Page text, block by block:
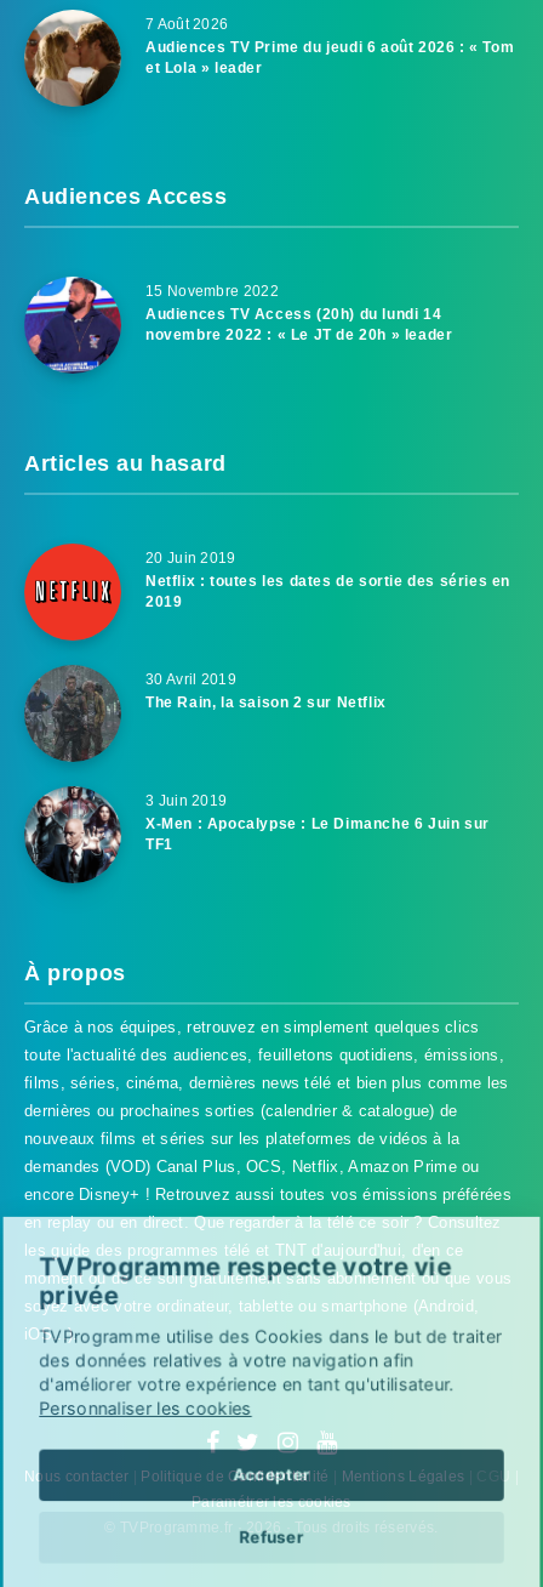
7 Août 2026
Audiences TV Prime du jeudi 6 août 2026 : « Tom
et Lola » leader
Audiences Access
15 Novembre 2022
Audiences TV Access (20h) du lundi 14
novembre 2022 : « Le JT de 20h » leader
Articles au hasard
20 Juin 2019
Netflix : toutes les dates de sortie des séries en
2019
30 Avril 2019
The Rain, la saison 2 sur Netflix
3 Juin 2019
X-Men : Apocalypse : Le Dimanche 6 Juin sur
TF1
À propos
Grâce à nos équipes, retrouvez en simplement quelques clics
toute l'actualité des audiences, feuilletons quotidiens, émissions,
films, séries, cinéma, dernières news télé et bien plus comme les
dernières ou prochaines sorties (calendrier & catalogue) de
nouveaux films et séries sur les plateformes de vidéos à la
demandes (VOD) Canal Plus, OCS, Netflix, Amazon Prime ou
encore Disney+ ! Retrouvez aussi toutes vos émissions préférées
en replay ou en direct. Que regarder à la télé ce soir ? Consultez
les guide des programmes télé et TNT d'aujourd'hui, d'en ce
moment ou de ce soir gratuitement sans abonnement où que vous
soyez avec votre ordinateur, tablette ou smartphone (Android,
iOS...).
Nous contacter Politique de Confidentialité Mentions Légales | CGU |
Paramétrer les cookies
© TVProgramme.fr · 2026 · Tous droits réservés.
TVProgramme respecte votre vie
privée
TVProgramme utilise des Cookies dans le but de traiter
des données relatives à votre navigation afin
d'améliorer votre expérience en tant qu'utilisateur.
Personnaliser les cookies
Accepter
Refuser